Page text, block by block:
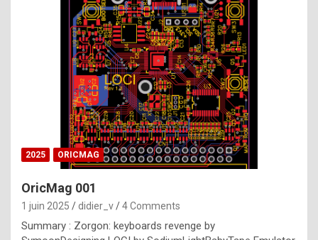
b
e
s
t
p
h
o
n
y
2025 ORICMAG
OricMag 001
1 juin 2025 didier_v 4 Comments
Summary : Zorgon: keyboards revenge by